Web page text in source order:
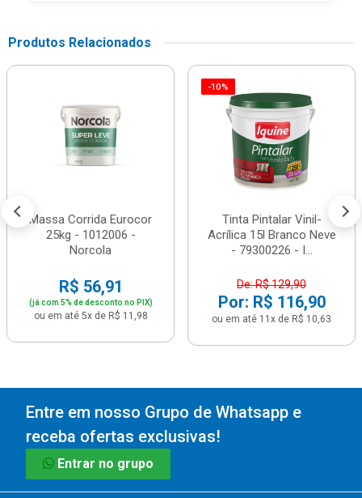
Produtos Relacionados
Massa Corrida Eurocor
25kg - 1012006 -
Norcola
R$ 56,91
(já com 5% de desconto no PIX)
ou em até 5x de R$ 11,98
-10%
Tinta Pintalar Vinil-
Acrílica 15l Branco Neve
- 79300226 - I...
De: R$ 129,90
Por: R$ 116,90
ou em até 11x de R$ 10,63
Entre em nosso Grupo de Whatsapp e
receba ofertas exclusivas!
Entrar no grupo